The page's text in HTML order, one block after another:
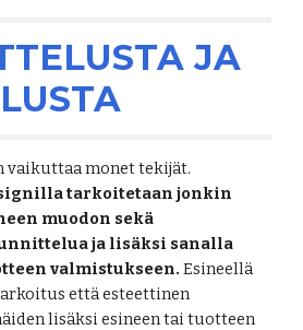
JA
tarkoitetaan jonkin
muodon sekä
ja lisäksi sanalla
valmistukseen. Esineellä
että esteettinen
lisäksi esineen tai tuotteen